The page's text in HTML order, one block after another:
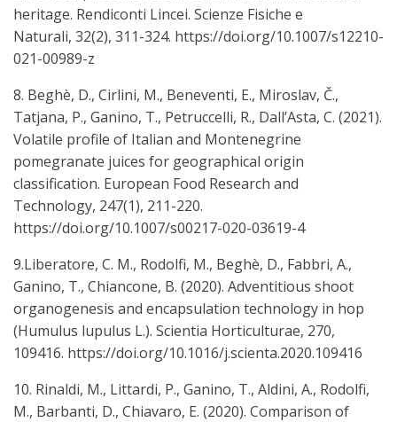
heritage. Rendiconti Lincei. Scienze Fisiche e
Naturali, 32(2), 311-324. https://doi.org/10.1007/s12210-
021-00989-z
8. Beghè, D., Cirlini, M., Beneventi, E., Miroslav, Č.,
Tatjana, P., Ganino, T., Petruccelli, R., Dall’Asta, C. (2021).
Volatile profile of Italian and Montenegrine
pomegranate juices for geographical origin
classification. European Food Research and
Technology, 247(1), 211-220.
https://doi.org/10.1007/s00217-020-03619-4
9.Liberatore, C. M., Rodolfi, M., Beghè, D., Fabbri, A.,
Ganino, T., Chiancone, B. (2020). Adventitious shoot
organogenesis and encapsulation technology in hop
(Humulus lupulus L.). Scientia Horticulturae, 270,
109416. https://doi.org/10.1016/j.scienta.2020.109416
10. Rinaldi, M., Littardi, P., Ganino, T., Aldini, A., Rodolfi,
M., Barbanti, D., Chiavaro, E. (2020). Comparison of